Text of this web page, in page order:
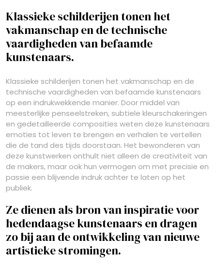
Klassieke schilderijen tonen het
vakmanschap en de technische
vaardigheden van befaamde
kunstenaars.
Klassieke schilderijen tonen het vakmanschap en de
technische vaardigheden van befaamde kunstenaars
op een indrukwekkende manier. Door middel van
meesterlijke penseelstreken, subtiele kleurschakeringen
en gedetailleerde composities weten deze kunstenaars
emoties tot leven te brengen en verhalen te vertellen
die de tand des tijds doorstaan. Het bewonderen van
deze kunstwerken onthult niet alleen de creativiteit van
de makers, maar ook hun vermogen om met precisie en
passie een blijvende indruk achter te laten op het
publiek.
Ze dienen als bron van inspiratie voor
hedendaagse kunstenaars en dragen
zo bij aan de ontwikkeling van nieuwe
artistieke stromingen.